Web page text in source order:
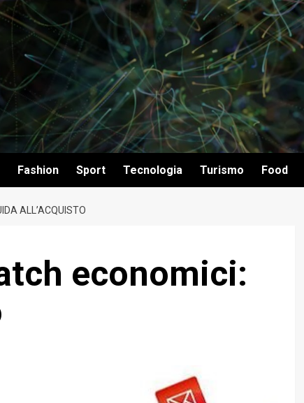
Fashion Sport Tecnologia Turismo Food
ALL’ACQUISTO
economici: